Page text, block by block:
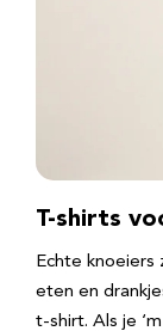
T-shirts
Echte knoeiers
eten en
t-shirt. Als je